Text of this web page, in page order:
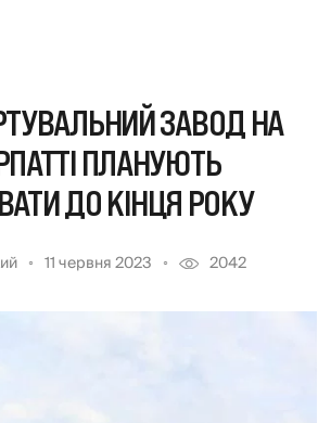
ЗАВОД НА
ПЛАНУЮТЬ
ДО КІНЦЯ РОКУ
11 червня 2023 2042